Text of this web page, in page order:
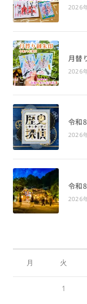
2026
月替
2026
令和
2026
令和
2026
月 火
1